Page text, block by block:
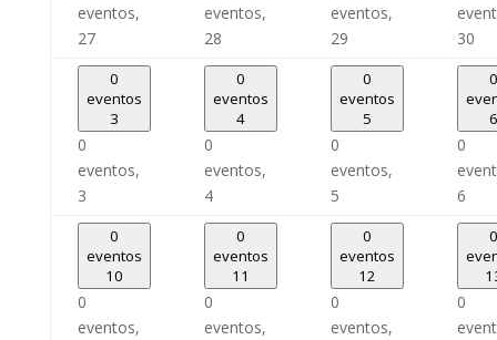
eventos,
27
eventos,
28
eventos,
29
30
0
eventos
3
0
eventos,
3
0
eventos
4
0
eventos,
4
0
eventos
5
0
eventos,
5
0
6
0
6
0
eventos
10
0
eventos,
0
eventos
11
0
eventos,
0
eventos
12
0
eventos,
0
0